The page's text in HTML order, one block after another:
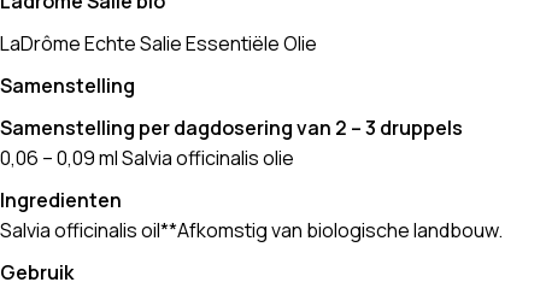
LaDrôme Echte Salie Essentiële Olie
Samenstelling
Samenstelling per dagdosering van 2 – 3 druppels
0,06 – 0,09 ml Salvia officinalis olie
Ingredienten
Salvia officinalis oil**Afkomstig van biologische landbouw.
Gebruik